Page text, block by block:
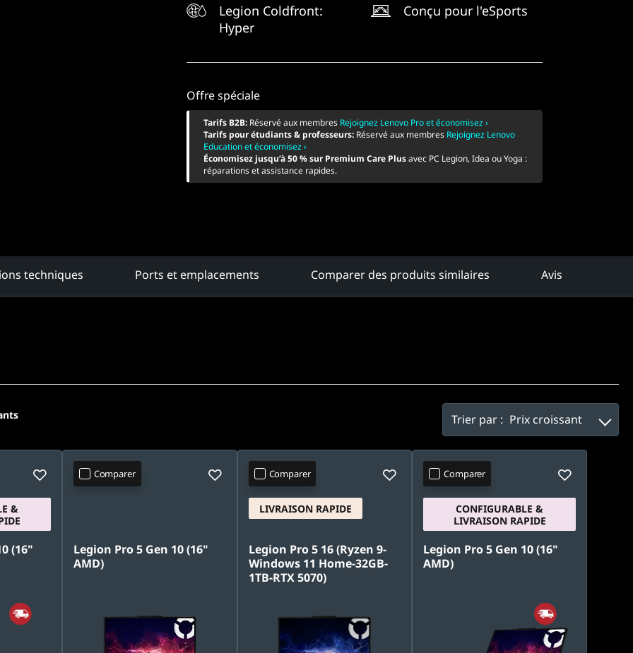
Legion Coldfront:
Hyper
Conçu pour l'eSports
Offre spéciale
Tarifs B2B: Réservé aux membres Rejoignez Lenovo Pro et économisez ›
Tarifs pour étudiants & professeurs: Réservé aux membres Rejoignez Lenovo
Education et économisez ›
Économisez jusqu’à 50 % sur Premium Care Plusavec PC Legion, Idea ou Yoga :
réparations et assistance rapides.
techniques Ports et emplacements Comparer des produits similaires Avis
Trier par : Prix croissant
&
(16"
Comparer
Legion Pro 5 Gen 10 (16"
AMD)
Comparer
LIVRAISON RAPIDE
Legion Pro 5 16 (Ryzen 9-
Windows 11 Home-32GB-
1TB-RTX 5070)
Comparer
CONFIGURABLE &
LIVRAISON RAPIDE
Legion Pro 5 Gen 10 (16"
AMD)